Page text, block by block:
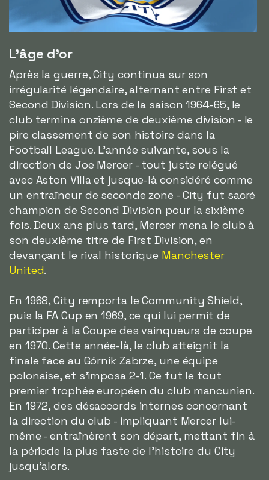
L'âge d'or
Après la guerre, City continua sur son
irrégularité légendaire, alternant entre First et
Second Division. Lors de la saison 1964-65, le
club termina onzième de deuxième division - le
pire classement de son histoire dans la
Football League. L'année suivante, sous la
direction de Joe Mercer - tout juste relégué
avec Aston Villa et jusque-là considéré comme
un entraîneur de seconde zone - City fut sacré
champion de Second Division pour la sixième
fois. Deux ans plus tard, Mercer mena le club à
son deuxième titre de First Division, en
devançant le rival historique Manchester
United.
En 1968, City remporta le Community Shield,
puis la FA Cup en 1969, ce qui lui permit de
participer à la Coupe des vainqueurs de coupe
en 1970. Cette année-là, le club atteignit la
finale face au Górnik Zabrze, une équipe
polonaise, et s'imposa 2-1. Ce fut le tout
premier trophée européen du club mancunien.
En 1972, des désaccords internes concernant
la direction du club - impliquant Mercer lui-
même - entraînèrent son départ, mettant fin à
la période la plus faste de l'histoire du City
jusqu'alors.